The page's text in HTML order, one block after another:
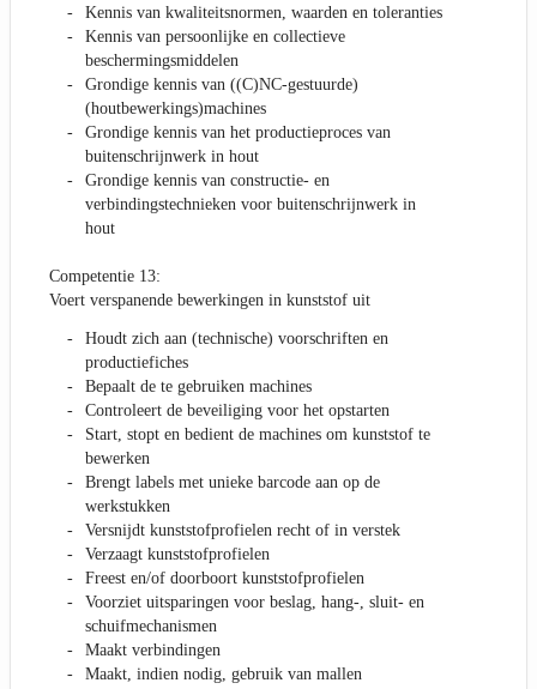
Kennis van kwaliteitsnormen, waarden en toleranties
Kennis van persoonlijke en collectieve
beschermingsmiddelen
Grondige kennis van ((C)NC-gestuurde)
(houtbewerkings)machines
Grondige kennis van het productieproces van
buitenschrijnwerk in hout
Grondige kennis van constructie- en
verbindingstechnieken voor buitenschrijnwerk in
hout
Competentie 13:
Voert verspanende bewerkingen in kunststof uit
Houdt zich aan (technische) voorschriften en
productiefiches
Bepaalt de te gebruiken machines
Controleert de beveiliging voor het opstarten
Start, stopt en bedient de machines om kunststof te
bewerken
Brengt labels met unieke barcode aan op de
werkstukken
Versnijdt kunststofprofielen recht of in verstek
Verzaagt kunststofprofielen
Freest en/of doorboort kunststofprofielen
Voorziet uitsparingen voor beslag, hang-, sluit- en
schuifmechanismen
Maakt verbindingen
Maakt, indien nodig, gebruik van mallen